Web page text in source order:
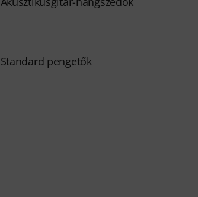
Standard pengetők